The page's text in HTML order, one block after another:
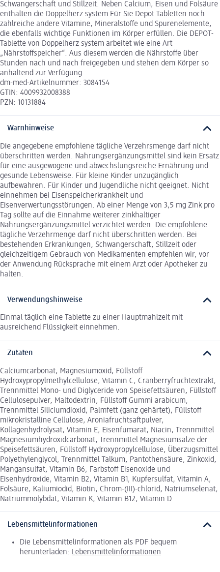
Schwangerschaft und Stillzeit. Neben Calcium, Eisen und Folsäure
enthalten die Doppelherz system Für Sie Depot Tabletten noch
zahlreiche andere Vitamine, Mineralstoffe und Spurenelemente,
die ebenfalls wichtige Funktionen im Körper erfüllen. Die DEPOT-
Tablette von Doppelherz system arbeitet wie eine Art
„Nährstoffspeicher“. Aus diesem werden die Nährstoffe über
Stunden nach und nach freigegeben und stehen dem Körper so
anhaltend zur Verfügung.
dm-med-Artikelnummer: 3084154
GTIN: 4009932008388
PZN: 10131884
Warnhinweise
Die angegebene empfohlene tägliche Verzehrsmenge darf nicht
überschritten werden. Nahrungsergänzungsmittel sind kein Ersatz
für eine ausgewogene und abwechslungsreiche Ernährung und
gesunde Lebensweise. Für kleine Kinder unzugänglich
aufbewahren. Für Kinder und Jugendliche nicht geeignet. Nicht
einnehmen bei Eisenspeicherkrankheit und
Eisenverwertungsstörungen. Ab einer Menge von 3,5 mg Zink pro
Tag sollte auf die Einnahme weiterer zinkhaltiger
Nahrungsergänzungsmittel verzichtet werden. Die empfohlene
tägliche Verzehrmenge darf nicht überschritten werden. Bei
bestehenden Erkrankungen, Schwangerschaft, Stillzeit oder
gleichzeitigem Gebrauch von Medikamenten empfehlen wir, vor
der Anwendung Rücksprache mit einem Arzt oder Apotheker zu
halten.
Verwendungshinweise
Einmal täglich eine Tablette zu einer Hauptmahlzeit mit
ausreichend Flüssigkeit einnehmen.
Zutaten
Calciumcarbonat, Magnesiumoxid, Füllstoff
Hydroxypropylmethylcellulose, Vitamin C, Cranberryfruchtextrakt,
Trennmittel Mono- und Diglyceride von Speisefettsäuren, Füllstoff
Cellulosepulver, Maltodextrin, Füllstoff Gummi arabicum,
Trennmittel Siliciumdioxid, Palmfett (ganz gehärtet), Füllstoff
mikrokristalline Cellulose, Aroniafruchtsaftpulver,
Kollagenhydrolysat, Vitamin E, Eisenfumarat, Niacin, Trennmittel
Magnesiumhydroxidcarbonat, Trennmittel Magnesiumsalze der
Speisefettsäuren, Füllstoff Hydroxypropylcellulose, Überzugsmittel
Polyethylenglycol, Trennmittel Talkum, Pantothensäure, Zinkoxid,
Mangansulfat, Vitamin B6, Farbstoff Eisenoxide und
Eisenhydroxide, Vitamin B2, Vitamin B1, Kupfersulfat, Vitamin A,
Folsäure, Kaliumiodid, Biotin, Chrom-(III)-chlorid, Natriumselenat,
Natriummolybdat, Vitamin K, Vitamin B12, Vitamin D
Lebensmittelinformationen
Die Lebensmittelinformationen als PDF bequem
herunterladen: Lebensmittelinformationen